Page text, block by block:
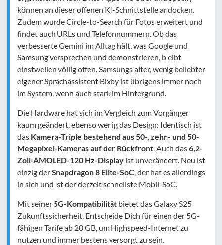
können an dieser offenen KI-Schnittstelle andocken.
Zudem wurde Circle-to-Search für Fotos erweitert und
findet auch URLs und Telefonnummern. Ob das
verbesserte Gemini im Alltag hält, was Google und
Samsung versprechen und demonstrieren, bleibt
einstweilen völlig offen. Samsungs alter, wenig beliebter
eigener Sprachassistent Bixby ist übrigens immer noch
im System, wenn auch stark im Hintergrund.
Die Hardware hat sich im Vergleich zum Vorgänger
kaum geändert, ebenso wenig das Design: Identisch ist
das Kamera-Triple bestehend aus 50-, zehn- und 50-
Megapixel-Kameras auf der Rückfront. Auch das6,2-
Zoll-AMOLED-120 Hz-Display ist unverändert. Neu ist
einzig derSnapdragon 8 Elite-SoC, der hat es allerdings
in sich und ist der derzeit schnellste Mobil-SoC.
Mit seiner5G-Kompatibilität bietet das Galaxy S25
Zukunftssicherheit. Entscheide Dich für einen der 5G-
fähigen Tarife ab 20 GB, um Highspeed-Internet zu
nutzen und immer bestens versorgt zu sein.